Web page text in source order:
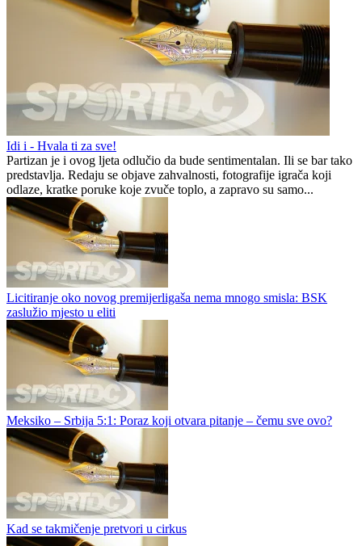
Tuzalci bez prava na grešku
Borac u neizvjesnoj završnici slavio u Tuzli
Dragiša Ćorsović
0 0
Idi i - Hvala ti za sve!
Partizan je i ovog ljeta odlučio da bude sentimentalan. Ili se bar tako
predstavlja. Redaju se objave zahvalnosti, fotografije igrača koji
odlaze, kratke poruke koje zvuče toplo, a zapravo su samo...
Licitiranje oko novog premijerligaša nema mnogo smisla: BSK
zaslužio mjesto u eliti